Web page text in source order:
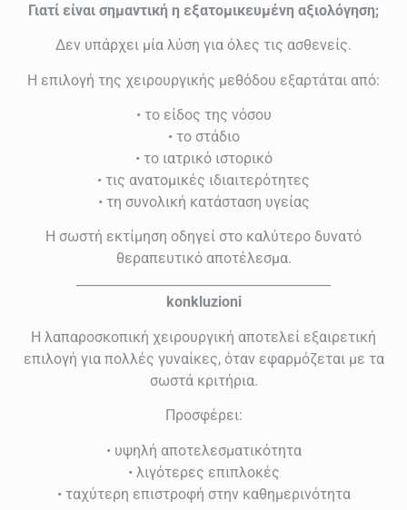
Γιατί είναι σημαντική η εξατομικευμένη αξιολόγηση;
Δεν υπάρχει μία λύση για όλες τις ασθενείς.
Η επιλογή της χειρουργικής μεθόδου εξαρτάται από:
• το είδος της νόσου
• το στάδιο
• το ιατρικό ιστορικό
• τις ανατομικές ιδιαιτερότητες
• τη συνολική κατάσταση υγείας
Η σωστή εκτίμηση οδηγεί στο καλύτερο δυνατό
θεραπευτικό αποτέλεσμα.
konkluzioni
Η λαπαροσκοπική χειρουργική αποτελεί εξαιρετική
επιλογή για πολλές γυναίκες, όταν εφαρμόζεται με τα
σωστά κριτήρια.
Προσφέρει:
• υψηλή αποτελεσματικότητα
• λιγότερες επιπλοκές
• ταχύτερη επιστροφή στην καθημερινότητα